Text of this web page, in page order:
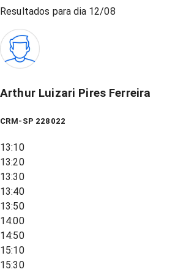
Resultados para dia 12/08
Arthur Luizari Pires Ferreira
CRM-SP 228022
13:10
13:20
13:30
13:40
13:50
14:00
14:50
15:10
15:30